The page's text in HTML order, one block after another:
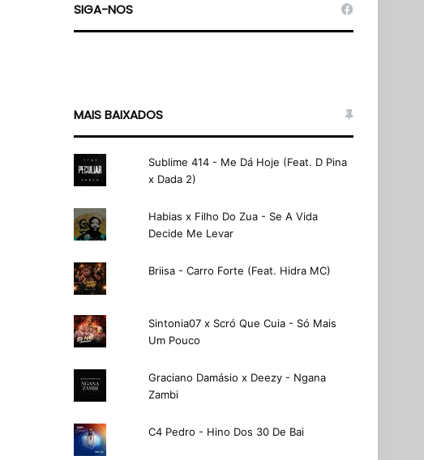
SIGA-NOS
MAIS BAIXADOS
Sublime 414 - Me Dá Hoje (Feat. D Pina
x Dada 2)
Habias x Filho Do Zua - Se A Vida
Decide Me Levar
Briisa - Carro Forte (Feat. Hidra MC)
Sintonia07 x Scró Que Cuia - Só Mais
Um Pouco
Graciano Damásio x Deezy - Ngana
Zambi
C4 Pedro - Hino Dos 30 De Bai